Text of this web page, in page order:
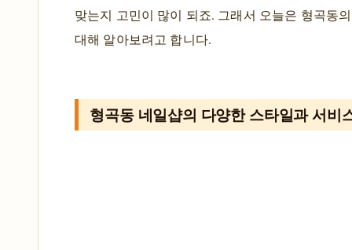
맞는지 고민이 많이 되죠. 그래서 오늘은 형곡동
대해 알아보려고 합니다.
형곡동 네일샵의 다양한 스타일과 서비